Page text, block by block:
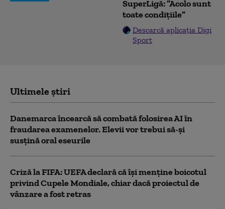
SuperLigă: ”Acolo sunt
toate condițiile”
Descarcă aplicația Digi
Sport
Ultimele știri
Danemarca încearcă să combată folosirea AI în
fraudarea examenelor. Elevii vor trebui să-şi
susţină oral eseurile
Criză la FIFA: UEFA declară că îşi menţine boicotul
privind Cupele Mondiale, chiar dacă proiectul de
vânzare a fost retras